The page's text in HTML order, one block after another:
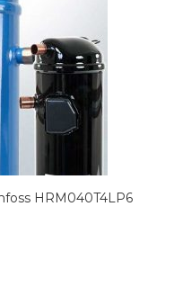
HRM040T4LP6